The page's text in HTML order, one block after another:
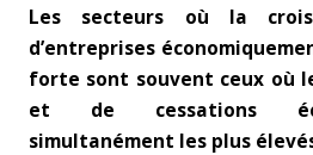
Les secteurs où la
d’entreprises
forte sont souvent ceux où
et de cessations
simultanément les plus